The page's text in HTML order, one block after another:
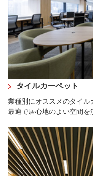
タイルカーペット
業種別にオススメのタイル
最適で居心地のよい空間を